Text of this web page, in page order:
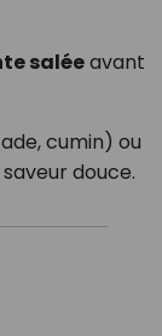
saléeavant
cumin) ou
douce.